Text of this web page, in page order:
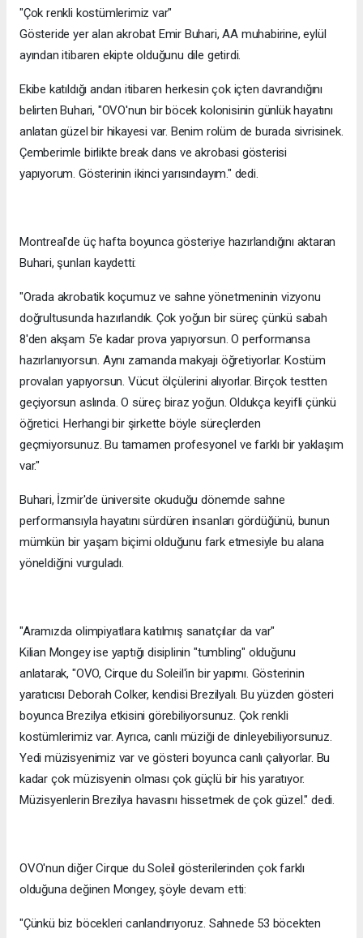
"Çok renkli kostümlerimiz var"
Gösteride yer alan akrobat Emir Buhari, AA muhabirine, eylül
ayından itibaren ekipte olduğunu dile getirdi.
Ekibe katıldığı andan itibaren herkesin çok içten davrandığını
belirten Buhari, "OVO'nun bir böcek kolonisinin günlük hayatını
anlatan güzel bir hikayesi var. Benim rolüm de burada sivrisinek.
Çemberimle birlikte break dans ve akrobasi gösterisi
yapıyorum. Gösterinin ikinci yarısındayım." dedi.
Montreal'de üç hafta boyunca gösteriye hazırlandığını aktaran
Buhari, şunları kaydetti:
"Orada akrobatik koçumuz ve sahne yönetmeninin vizyonu
doğrultusunda hazırlandık. Çok yoğun bir süreç çünkü sabah
8'den akşam 5'e kadar prova yapıyorsun. O performansa
hazırlanıyorsun. Aynı zamanda makyajı öğretiyorlar. Kostüm
provaları yapıyorsun. Vücut ölçülerini alıyorlar. Birçok testten
geçiyorsun aslında. O süreç biraz yoğun. Oldukça keyifli çünkü
öğretici. Herhangi bir şirkette böyle süreçlerden
geçmiyorsunuz. Bu tamamen profesyonel ve farklı bir yaklaşım
var."
Buhari, İzmir'de üniversite okuduğu dönemde sahne
performansıyla hayatını sürdüren insanları gördüğünü, bunun
mümkün bir yaşam biçimi olduğunu fark etmesiyle bu alana
yöneldiğini vurguladı.
"Aramızda olimpiyatlara katılmış sanatçılar da var"
Kilian Mongey ise yaptığı disiplinin "tumbling" olduğunu
anlatarak, "OVO, Cirque du Soleil'in bir yapımı. Gösterinin
yaratıcısı Deborah Colker, kendisi Brezilyalı. Bu yüzden gösteri
boyunca Brezilya etkisini görebiliyorsunuz. Çok renkli
kostümlerimiz var. Ayrıca, canlı müziği de dinleyebiliyorsunuz.
Yedi müzisyenimiz var ve gösteri boyunca canlı çalıyorlar. Bu
kadar çok müzisyenin olması çok güçlü bir his yaratıyor.
Müzisyenlerin Brezilya havasını hissetmek de çok güzel." dedi.
OVO'nun diğer Cirque du Soleil gösterilerinden çok farklı
olduğuna değinen Mongey, şöyle devam etti:
"Çünkü biz böcekleri canlandırıyoruz. Sahnede 53 böcekten